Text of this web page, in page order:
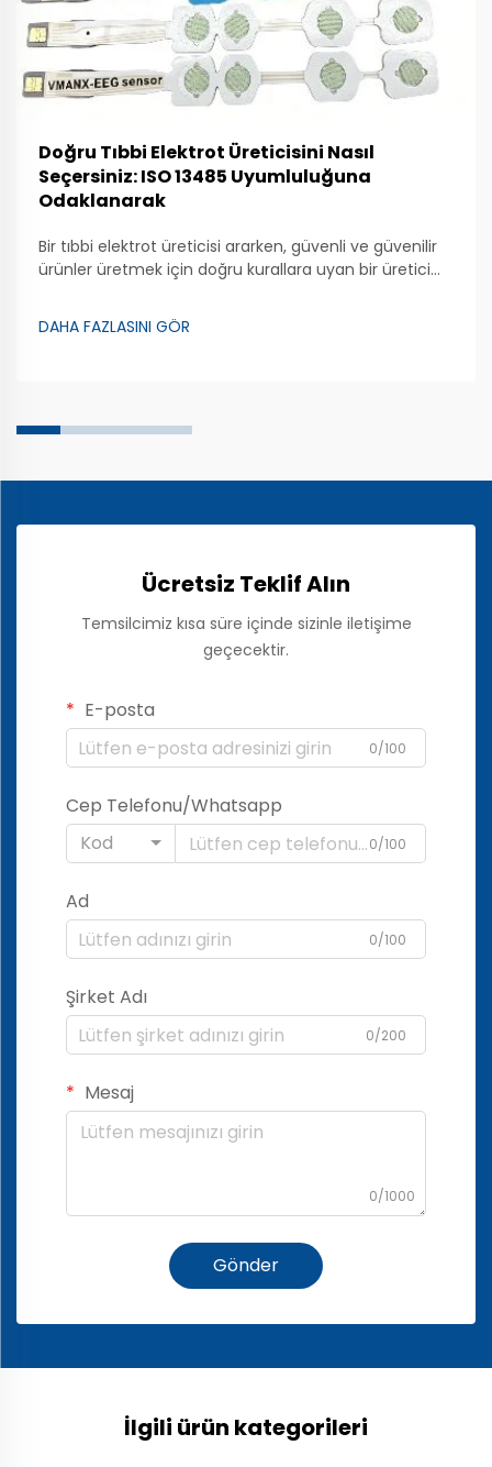
Doğru Tıbbi Elektrot Üreticisini Nasıl
Seçersiniz: ISO 13485 Uyumluluğuna
Odaklanarak
Bir tıbbi elektrot üreticisi ararken, güvenli ve güvenilir
ürünler üretmek için doğru kurallara uyan bir üretici
üretmeye önem veren bir şirkettir. Bu özel cihazlar,
doktorların ...
DAHA FAZLASINI GÖR
Ücretsiz Teklif Alın
Temsilcimiz kısa süre içinde sizinle iletişime
geçecektir.
E-posta
0/100
Cep Telefonu/Whatsapp
Kod
0/100
Ad
0/100
Şirket Adı
0/200
Mesaj
0/1000
Gönder
İlgili ürün kategorileri